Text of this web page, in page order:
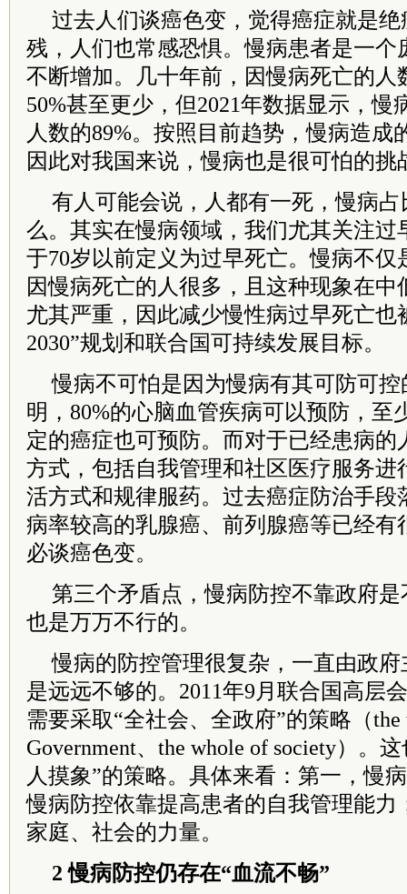
过去人们谈癌色变，觉得癌症就是
残，人们也常感恐惧。慢病患者是一个
不断增加。几十年前，因慢病死亡的人
50%甚至更少，但2021年数据显示，慢
人数的89%。按照目前趋势，慢病造成
因此对我国来说，慢病也是很可怕的挑
有人可能会说，人都有一死，慢病
么。其实在慢病领域，我们尤其关注过
于70岁以前定义为过早死亡。慢病不仅
因慢病死亡的人很多，且这种现象在中
尤其严重，因此减少慢性病过早死亡也
2030”规划和联合国可持续发展目标。
慢病不可怕是因为慢病有其可防可
明，80%的心脑血管疾病可以预防，至
定的癌症也可预防。而对于已经患病的
方式，包括自我管理和社区医疗服务进
活方式和规律服药。过去癌症防治手段
病率较高的乳腺癌、前列腺癌等已经有
必谈癌色变。
第三个矛盾点，慢病防控不靠政府
也是万万不行的。
慢病的防控管理很复杂，一直由政
是远远不够的。2011年9月联合国高层
需要采取“全社会、全政府”的策略（the
Government、the whole of society）。
人摸象”的策略。具体来看：第一，慢
慢病防控依靠提高患者的自我管理能力
家庭、社会的力量。
2 慢病防控仍存在“血流不畅”